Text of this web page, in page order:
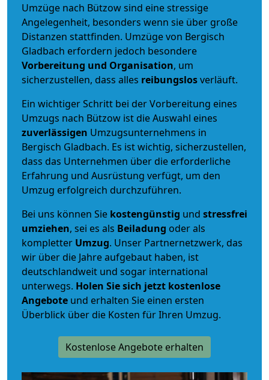
Umzüge nach Bützow sind eine stressige
Angelegenheit, besonders wenn sie über große
Distanzen stattfinden. Umzüge von Bergisch
Gladbach erfordern jedoch besondere
Vorbereitung und Organisation, um
sicherzustellen, dass alles reibungslosverläuft.
Ein wichtiger Schritt bei der Vorbereitung eines
Umzugs nach Bützow ist die Auswahl eines
zuverlässigen Umzugsunternehmens in
Bergisch Gladbach. Es ist wichtig, sicherzustellen,
dass das Unternehmen über die erforderliche
Erfahrung und Ausrüstung verfügt, um den
Umzug erfolgreich durchzuführen.
Bei uns können Sie kostengünstig und stressfrei
umziehen, sei es als Beiladung oder als
kompletter Umzug. Unser Partnernetzwerk, das
wir über die Jahre aufgebaut haben, ist
deutschlandweit und sogar international
unterwegs. Holen Sie sich jetzt kostenlose
Angebote und erhalten Sie einen ersten
Überblick über die Kosten für Ihren Umzug.
Kostenlose Angebote erhalten